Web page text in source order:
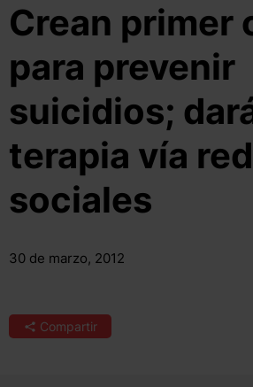
Crean primer
para prevenir
suicidios;
terapia vía
sociales
30 de marzo, 2012
Compartir